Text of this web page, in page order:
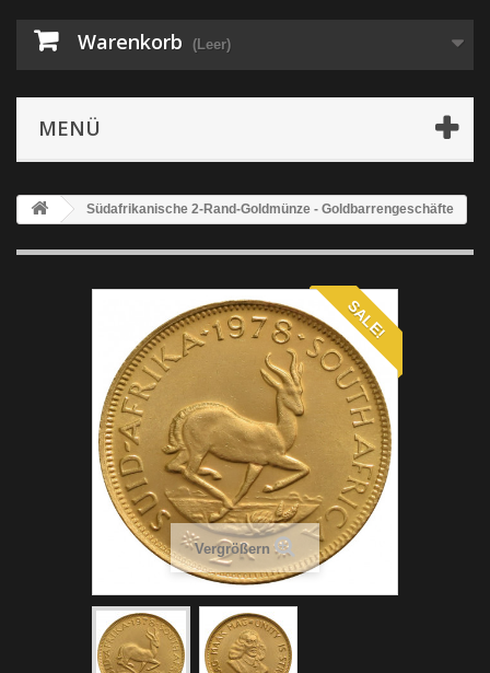
Warenkorb (Leer)
MENÜ
Südafrikanische 2-Rand-Goldmünze - Goldbarrengeschäfte
SALE!
Vergrößern